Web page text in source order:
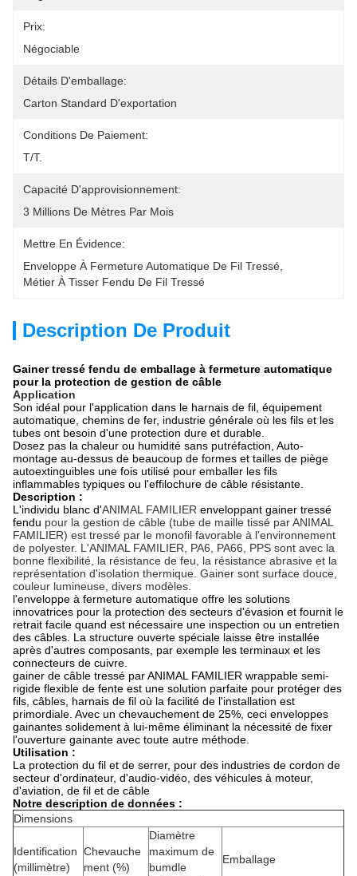
Prix:
Négociable
Détails D'emballage:
Carton Standard D'exportation
Conditions De Paiement:
T/T.
Capacité D'approvisionnement:
3 Millions De Mètres Par Mois
Mettre En Évidence:
Enveloppe À Fermeture Automatique De Fil Tressé
Métier À Tisser Fendu De Fil Tressé
Description De Produit
Gainer tressé fendu de emballage à fermeture automatique
pour la protection de gestion de câble
Application
Son idéal pour l'application dans le harnais de fil, équipement
automatique, chemins de fer, industrie générale où les fils et les
tubes ont besoin d'une protection dure et durable.
Dosez pas la chaleur ou humidité sans putréfaction, Auto-
montage au-dessus de beaucoup de formes et tailles de piège
autoextinguibles une fois utilisé pour emballer les fils
inflammables typiques ou l'effilochure de câble résistante.
Description :
L'individu blanc d'ANIMAL FAMILIER enveloppant gainer tressé
fendu pour la gestion de câble (tube de maille tissé par ANIMAL
FAMILIER) est tressé par le monofil favorable à l'environnement
de polyester. L'ANIMAL FAMILIER, PA6, PA66, PPS sont avec la
bonne flexibilité, la résistance de feu, la résistance abrasive et la
représentation d'isolation thermique. Gainer sont surface douce,
couleur lumineuse, divers modèles.
l'enveloppe à fermeture automatique offre les solutions
innovatrices pour la protection des secteurs d'évasion et fournit le
retrait facile quand est nécessaire une inspection ou un entretien
des câbles. La structure ouverte spéciale laisse être installée
après d'autres composants, par exemple les terminaux et les
connecteurs de cuivre.
gainer de câble tressé par ANIMAL FAMILIER wrappable semi-
rigide flexible de fente est une solution parfaite pour protéger des
fils, câbles, harnais de fil où la facilité de l'installation est
primordiale. Avec un chevauchement de 25%, ceci enveloppes
gainantes solidement à lui-même éliminant la nécessité de fixer
l'ouverture gainante avec toute autre méthode.
Utilisation :
La protection du fil et de serrer, pour des industries de cordon de
secteur d'ordinateur, d'audio-vidéo, des véhicules à moteur,
d'aviation, de fil et de câble
Notre description de données :
Dimensions
Identification
(millimètre)
Chevauche
ment (%)
Diamètre
maximum de
bumdle
Emballage